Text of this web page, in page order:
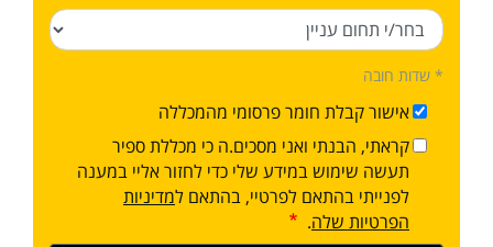
* שדות חובה
אישור קבלת חומר פרסומי מהמכללה
קראתי, הבנתי ואני מסכים.ה כי מכללת ספיר
תעשה שימוש במידע שלי כדי לחזור אליי במענה
לפנייתי בהתאם לפרטיי, בהתאם למדיניות
הפרטיות שלה.